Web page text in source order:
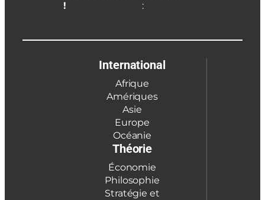
!
:
International
Afrique
Amériques
Asie
Europe
Océanie
Théorie
Économie
Philosophie
Stratégie et